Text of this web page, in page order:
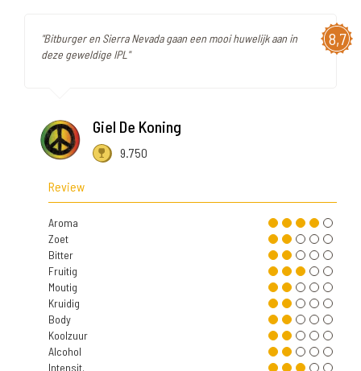
8,7
"Bitburger en Sierra Nevada gaan een mooi huwelijk aan in
deze geweldige IPL"
Giel De Koning
9.750
Review
Aroma
Zoet
Bitter
Fruitig
Moutig
Kruidig
Body
Koolzuur
Alcohol
Intensit.